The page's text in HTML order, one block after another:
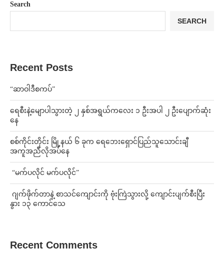
Search
SEARCH
Recent Posts
“ဆာဝါဒီစကပ်”
ရေစီးနဲ့မျောပါသွားတဲ့ ၂ နှစ်အရွယ်ကလေး ၁ ဦးအပါ ၂ ဦးပျောက်ဆုံး
နေ
စစ်ကိုင်းတိုင်း မြို့နယ် ၆ ခုက ရေဘေးရှောင်ပြည်သူသောင်းချီ
အကူအညီလိုအပ်နေ
⁨ ⁨“မက်ပလိုင် မက်ပလိုင်”
⁨⁩ ⁨ဂျက်ဖိုက်တာနဲ့ စာသင်ကျောင်းကို ဗုံးကြဲသွားလို့ ကျောင်းပျက်စီးပြီး
နွား ၁၃ ကောင်သေ
Recent Comments